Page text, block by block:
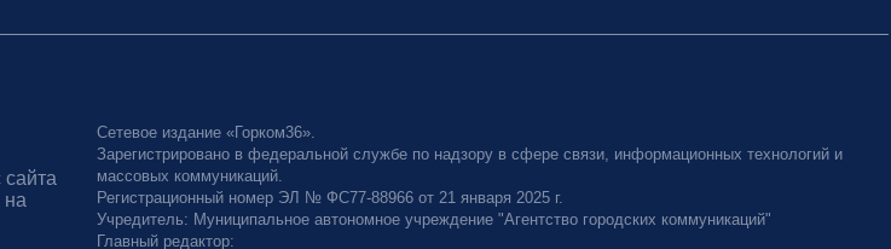
на
Сетевое издание «Горком36».
Зарегистрировано в федеральной службе по надзору в сфере связи, информационных технологий и
массовых коммуникаций.
Регистрационный номер ЭЛ № ФС77-88966 от 21 января 2025 г.
Учредитель: Муниципальное автономное учреждение "Агентство городских коммуникаций"
Главный редактор: